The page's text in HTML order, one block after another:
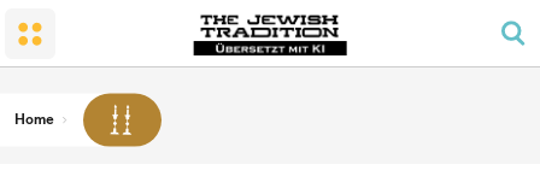
Mizwa-Glück in der Familie
Konvertierung
Gebet und Agenda
Das Gebetsgebot für Männer
Schabbat und Feiertage
Das verbotene Handwerk
Home